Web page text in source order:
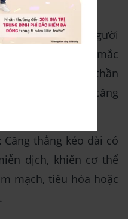
có thể bao gồm:
thần: Những người
tâm lý có nguy cơ mắc
sức khỏe tinh thần
hoặc rối loạn căng
thẳng kéo dài có
dịch, khiến cơ thể
mạch, tiêu hóa hoặc